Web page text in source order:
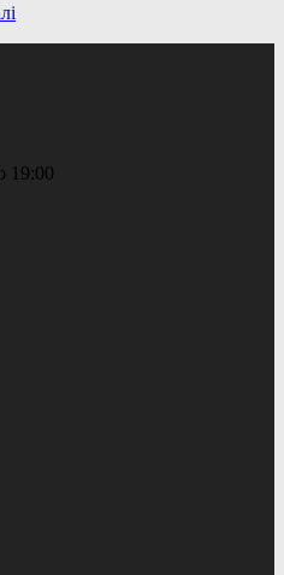
19:00